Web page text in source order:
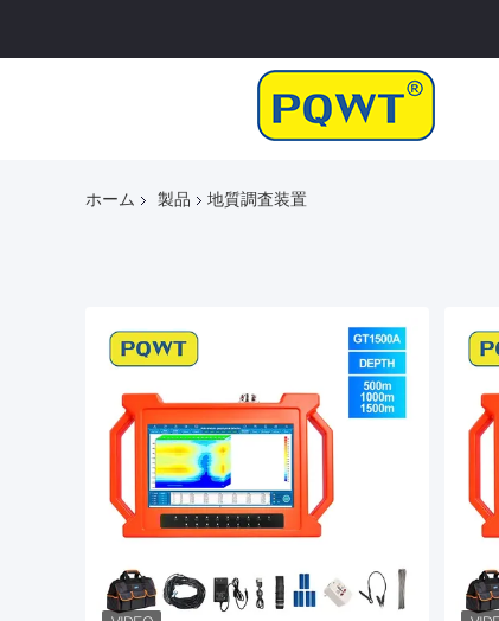
ホーム 製品 地質調査装置